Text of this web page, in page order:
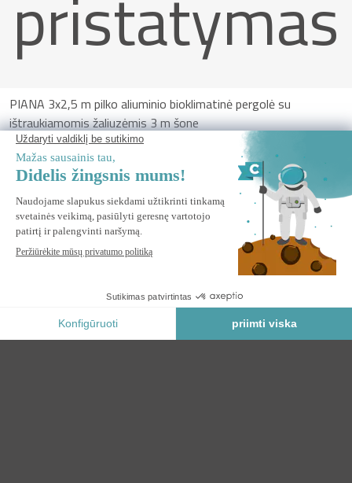
pristatymas
PIANA 3x2,5 m pilko aliuminio bioklimatinė pergolė su
ištraukiamomis žaliuzėmis 3 m šone
ĮSPĖKITE MANE
Praneškite man, kai ši prekė vėl bus sandėlyje.
Saugus Mokėjimas